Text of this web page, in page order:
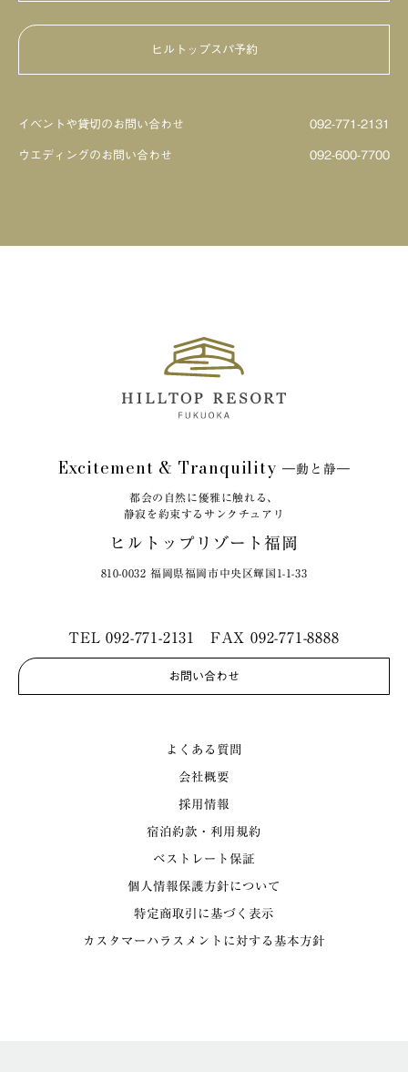
ヒルトップスパ予約
イベントや貸切のお問い合わせ 092-771-2131
ウエディングのお問い合わせ 092-600-7700
Excitement & Tranquility ―動と静―
都会の自然に優雅に触れる、
静寂を約束するサンクチュアリ
ヒルトップリゾート福岡
810-0032 福岡県福岡市中央区輝国1-1-33
TEL092-771-2131 FAX 092-771-8888
お問い合わせ
よくある質問
会社概要
採用情報
宿泊約款・利用規約
ベストレート保証
個人情報保護方針について
特定商取引に基づく表示
カスタマーハラスメントに対する基本方針